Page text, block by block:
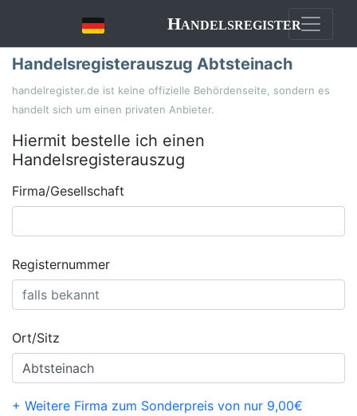
Handelsregister
Handelsregisterauszug Abtsteinach
handelregister.de ist keine offizielle Behördenseite, sondern es
handelt sich um einen privaten Anbieter.
Hiermit bestelle ich einen
Handelsregisterauszug
Firma/Gesellschaft
Registernummer
Ort/Sitz
+ Weitere Firma zum Sonderpreis von nur 9,00€